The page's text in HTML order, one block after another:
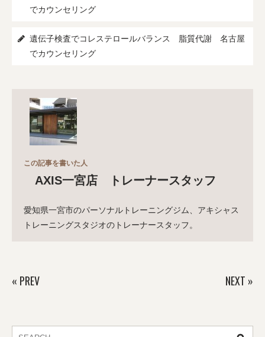
でカウンセリング
遺伝子検査でコレステロールバランス 脂質代謝 名古屋
でカウンセリング
この記事を書いた人
AXIS一宮店 トレーナースタッフ
愛知県一宮市のパーソナルトレーニングジム、アキシャス
トレーニングスタジオのトレーナースタッフ。
« PREV NEXT »